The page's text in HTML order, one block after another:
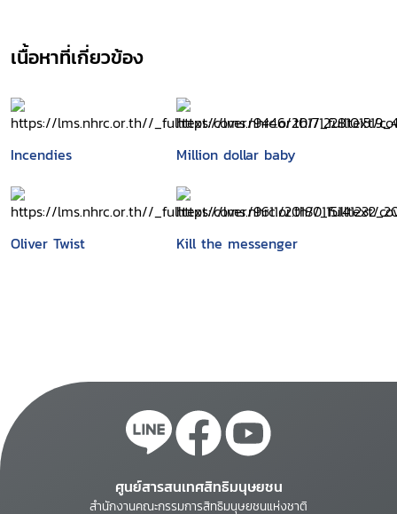
เนื้อหาที่เกี่ยวข้อง
Incendies Million dollar baby
Oliver Twist Kill the messenger
ศูนย์สารสนเทศสิทธิมนุษยชน
สำนักงานคณะกรรมการสิทธิมนุษยชนแห่งชาติ